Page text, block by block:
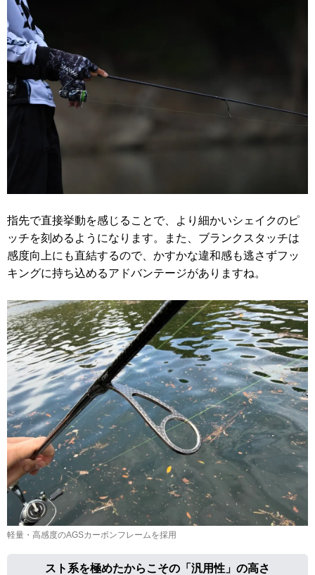
指先で直接挙動を感じることで、より細かいシェイクのピ
ッチを刻めるようになります。また、ブランクスタッチは
感度向上にも直結するので、かすかな違和感も逃さずフッ
キングに持ち込めるアドバンテージがありますね。
軽量・高感度のAGSカーボンフレームを採用
スト系を極めたからこその「汎用性」の高さ